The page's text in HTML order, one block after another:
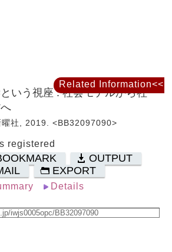
いう視座 : 社会モデルから社
社, 2019. <BB32097090>
registered
OUTPUT
EXPORT
Details
Related Information<<